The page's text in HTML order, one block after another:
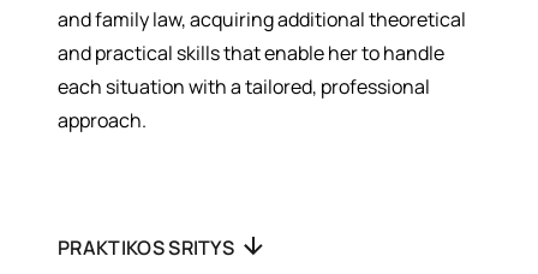
and family law, acquiring additional theoretical
and practical skills that enable her to handle
each situation with a tailored, professional
approach.
PRAKTIKOS SRITYS